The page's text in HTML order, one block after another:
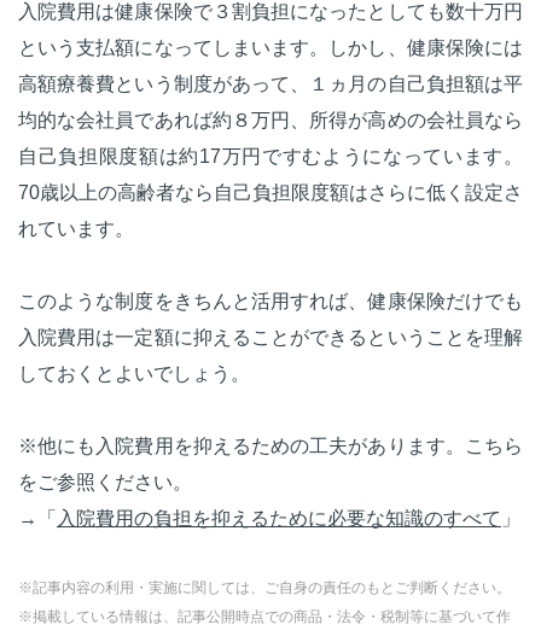
入院費用は健康保険で３割負担になったとしても数十万円
という支払額になってしまいます。しかし、健康保険には
高額療養費という制度があって、１ヵ月の自己負担額は平
均的な会社員であれば約８万円、所得が高めの会社員なら
自己負担限度額は約17万円ですむようになっています。
70歳以上の高齢者なら自己負担限度額はさらに低く設定さ
れています。
このような制度をきちんと活用すれば、健康保険だけでも
入院費用は一定額に抑えることができるということを理解
しておくとよいでしょう。
※他にも入院費用を抑えるための工夫があります。こちら
をご参照ください。
→「 入院費用の負担を抑えるために必要な知識のすべて 」
※記事内容の利用・実施に関しては、ご自身の責任のもとご判断ください。
※掲載している情報は、記事公開時点での商品・法令・税制等に基づいて作